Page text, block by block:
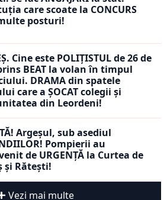
care scoate la CONCURS
posturi!
Cine este POLIȚISTUL de 26 de
BEAT la volan în timpul
DRAMA din spatele
care a ȘOCAT colegii și
din Leordeni!
Argeșul, sub asediul
Pompierii au
de URGENȚĂ la Curtea de
și Rătești!
Vezi mai multe